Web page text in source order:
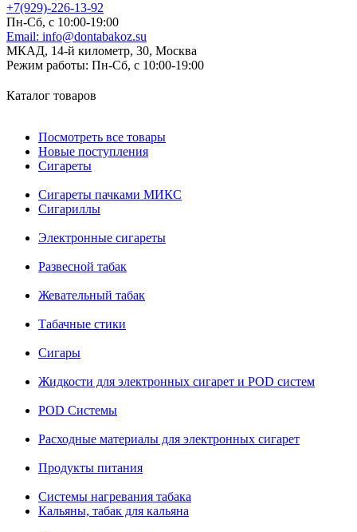
+7(929)-226-13-92
Пн-Сб, с 10:00-19:00
Email: info@dontabakoz.su
МКАД, 14-й километр, 30, Москва
Режим работы: Пн-Сб, с 10:00-19:00
Каталог товаров
Посмотреть все товары
Новые поступления
Сигареты
Сигареты пачками МИКС
Сигариллы
Электронные сигареты
Развесной табак
Жевательный табак
Табачные стики
Сигары
Жидкости для электронных сигарет и POD систем
POD Системы
Расходные материалы для электронных сигарет
Продукты питания
Системы нагревания табака
Кальяны, табак для кальяна